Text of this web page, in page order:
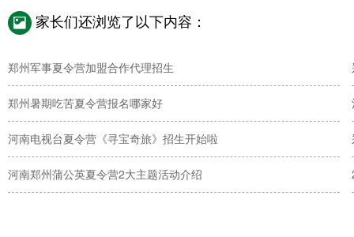
家长们还浏览了以下内容：
郑州军事夏令营加盟合作代理招生
郑州暑期吃苦夏令营报名哪家好
河南电视台夏令营《寻宝奇旅》招生开始啦
河南郑州蒲公英夏令营2大主题活动介绍